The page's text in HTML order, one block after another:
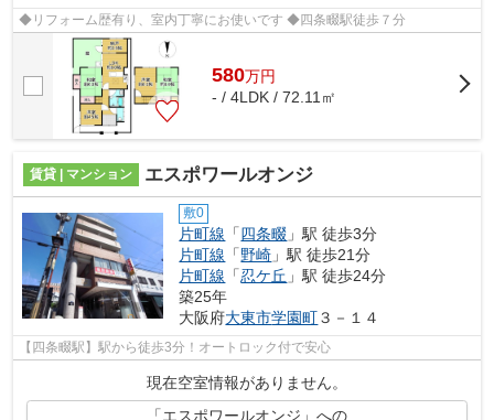
◆リフォーム歴有り、室内丁寧にお使いです ◆四条畷駅徒歩７分
580万円
- / 4LDK / 72.11㎡
賃貸 | マンション エスポワールオンジ
敷0
片町線 「四条畷 」駅 徒歩3分
片町線 「野崎 」駅 徒歩21分
片町線 「忍ケ丘 」駅 徒歩24分
築25年
大阪府大東市学園町３－１４
【四条畷駅】駅から徒歩3分！オートロック付で安心
現在空室情報がありません。
「エスポワールオンジ」への